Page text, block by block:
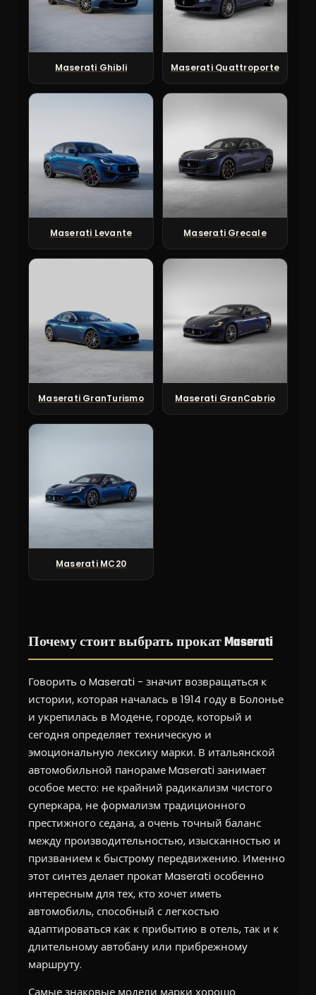
Maserati Ghibli Maserati Quattroporte
Maserati Levante Maserati Grecale
Maserati GranTurismo Maserati GranCabrio
Maserati MC20
Почему стоит выбрать прокат Maserati
Говорить о Maserati - значит возвращаться к
истории, которая началась в 1914 году в Болонье
и укрепилась в Модене, городе, который и
сегодня определяет техническую и
эмоциональную лексику марки. В итальянской
автомобильной панораме Maserati занимает
особое место: не крайний радикализм чистого
суперкара, не формализм традиционного
престижного седана, а очень точный баланс
между производительностью, изысканностью и
призванием к быстрому передвижению. Именно
этот синтез делает прокат Maserati особенно
интересным для тех, кто хочет иметь
автомобиль, способный с легкостью
адаптироваться как к прибытию в отель, так и к
длительному автобану или прибрежному
маршруту.
Самые знаковые модели марки хорошо